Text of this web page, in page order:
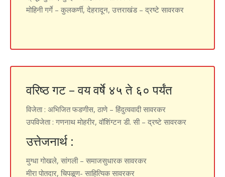
मोहिनी गर्गे – कुलकर्णी, देहरादून, उत्तराखंड – द्रष्टे सावरकर
वरिष्ठ गट – वय वर्षे ४५ ते ६० पर्यंत
विजेता : अभिजित फडणीस, ठाणे – हिंदुत्ववादी सावरकर
उपविजेता : गणनाथ मोहरीर, वॉशिंग्टन डी. सी – द्रष्टे सावरकर
उत्तेजनार्थ :
मुग्धा गोखले, सांगली – समाजसुधारक सावरकर
मीरा पोतदार, चिपळूण- साहित्यिक सावरकर